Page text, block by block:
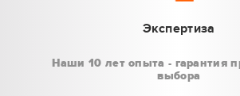
Экспертиза
Наши 10 лет опыта - гарантия
выбора